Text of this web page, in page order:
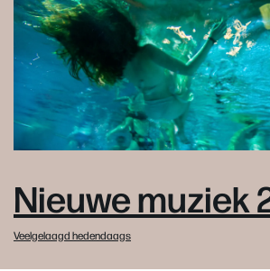
Nieuwe muziek
Veelgelaagd hedendaags